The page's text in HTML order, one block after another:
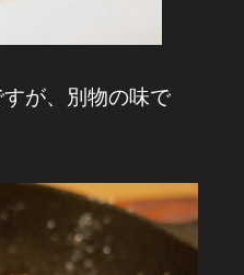
が、別物の味で